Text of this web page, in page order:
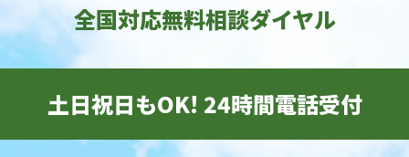
全国対応無料相談ダイヤル
土日祝日もOK! 24時間電話受付